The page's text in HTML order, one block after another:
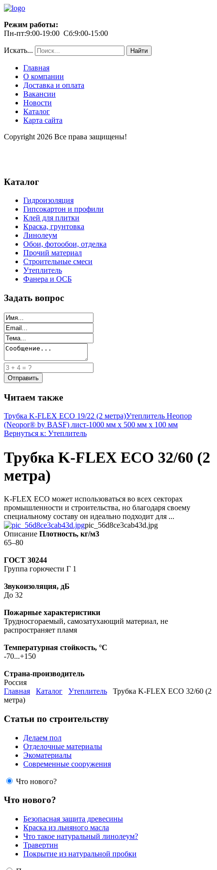
Режим работы:
Пн-пт:9:00-19:00 Сб:9:00-15:00
Искать... Найти
Главная
О компании
Доставка и оплата
Вакансии
Новости
Каталог
Карта сайта
Copyright 2026 Все права защищены!
Каталог
Гидроизоляция
Гипсокартон и профили
Клей для плитки
Краска, грунтовка
Линолеум
Обои, фотообои, отделка
Прочий материал
Строительные смеси
Утеплитель
Фанера и ОСБ
Задать вопрос
Читаем также
Трубка K-FLEX ECO 19/22 (2 метра)Утеплитель Неопор
(Neopor® by BASF) лист-1000 мм х 500 мм х 100 мм
Вернуться к: Утеплитель
Трубка K-FLEX ECO 32/60 (2
метра)
K-FLEX ECO может использоваться во всех секторах
промышленности и строительства, но благодаря своему
специальному составу он идеально подходит для ...
pic_56d8ce3cab43d.jpg
Описание Плотность, кг/м3
65–80
ГОСТ 30244
Группа горючести Г 1
Звукоизоляция, дБ
До 32
Пожарные характеристики
Трудносгораемый, самозатухающий материал, не
распространяет пламя
Температурная стойкость, °С
-70...+150
Страна-производитель
Россия
Главная
Каталог Утеплитель
Трубка K-FLEX ECO 32/60 (2
метра)
Статьи по строительству
Делаем пол
Отделочные материалы
Экоматериалы
Современные сооружения
Что нового?
Что нового?
Безопасная защита древесины
Краска из льняного масла
Что такое натуральный линолеум?
Травертин
Покрытие из натуральной пробки